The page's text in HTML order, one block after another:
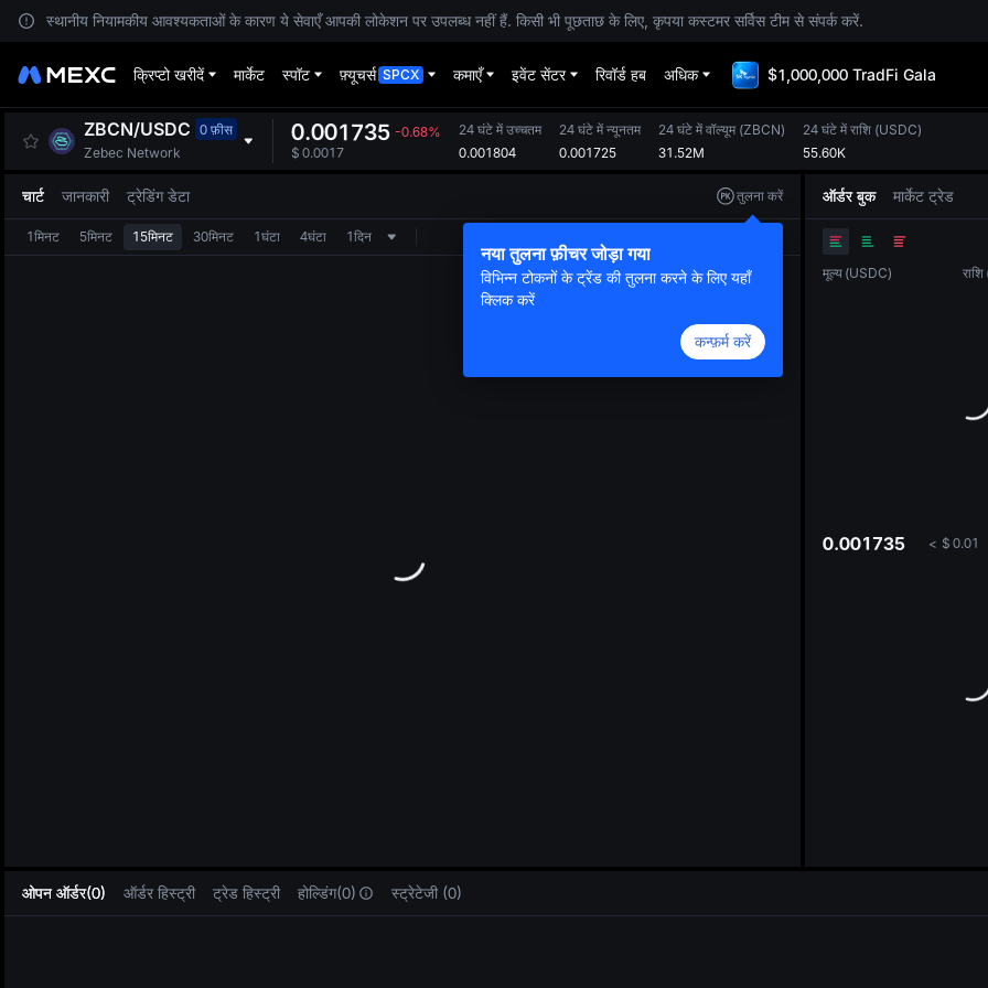
स्थानीय नियामकीय आवश्यकताओं के कारण ये सेवाएँ आपकी लोकेशन पर उपलब्ध नहीं हैं. किसी भी पूछताछ के लिए, कृपया कस्टमर सर्विस टीम से संपर्क करें.
क्रिप्टो खरीदें मार्केट स्पॉट फ़्यूचर्स SPCX कमाएँ इवेंट सेंटर रिवॉर्ड हब अधिक $1,000,000 TradFi Gala
ZBCN/USDC 0 फ़ीस
Zebec Network
0.001735 -0.68%
$ 0.0017
24 घंटे में उच्चतम
0.001804
24 घंटे में न्यूनतम
0.001725
24 घंटे में वॉल्यूम(ZBCN)
31.52M
24 घंटे में राशि (USDC)
55.60K
चार्ट जानकारी ट्रेडिंग डेटा तुलना करें
नया तुलना फ़ीचर जोड़ा गया
विभिन्न टोकनों के ट्रेंड की तुलना करने के लिए यहाँ
क्लिक करें
कन्फ़र्म करें
1मिनट 5मिनट 15मिनट 30मिनट 1घंटा 4घंटा 1दिन
ऑर्डर बुक मार्केट ट्रेड
मूल्य (USDC) राशि
0.001735 < $ 0.01
ओपन ऑर्डर(0) ऑर्डर हिस्ट्री ट्रेड हिस्ट्री होल्डिंग(0) स्ट्रेटेजी (0)